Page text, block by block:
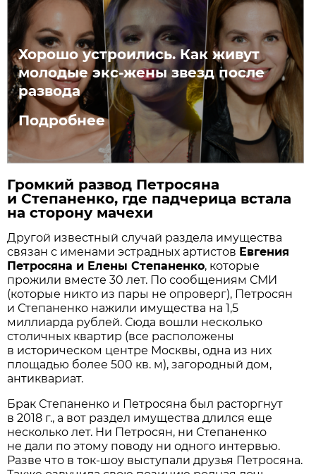
Хорошо устроились. Как живут
молодые экс-жены звезд после
развода
Подробнее
Громкий развод Петросяна
и Степаненко, где падчерица встала
на сторону мачехи
Другой известный случай раздела имущества
связан с именами эстрадных артистов Евгения
Петросяна и Елены Степаненко, которые
прожили вместе 30 лет. По сообщениям СМИ
(которые никто из пары не опроверг), Петросян
и Степаненко нажили имущества на 1,5
миллиарда рублей. Сюда вошли несколько
столичных квартир (все расположены
в историческом центре Москвы, одна из них
площадью более 500 кв. м), загородный дом,
антиквариат.
Брак Степаненко и Петросяна был расторгнут
в 2018 г., а вот раздел имущества длился еще
несколько лет. Ни Петросян, ни Степаненко
не дали по этому поводу ни одного интервью.
Разве что в ток-шоу выступали друзья Петросяна.